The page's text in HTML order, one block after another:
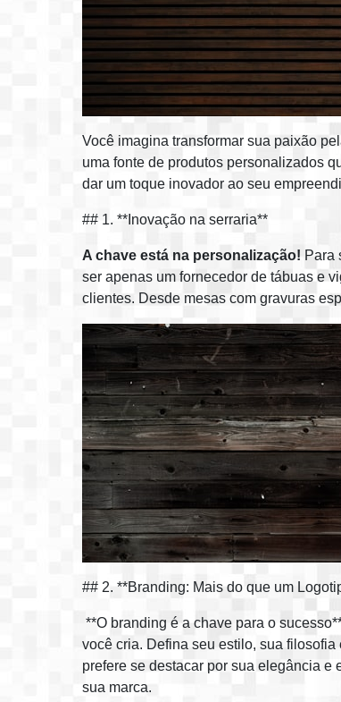
Você imagina transformar sua paixão
uma fonte de produtos personalizados
dar um toque inovador ao seu
## 1. **Inovação na serraria**
A chave está na personalização! Para
ser apenas um fornecedor de tábuas e
clientes. Desde mesas com gravuras
## 2. **Branding: Mais do que um
**O branding é a chave para o
você cria. Defina seu estilo, sua
prefere se destacar por sua elegância
sua marca.